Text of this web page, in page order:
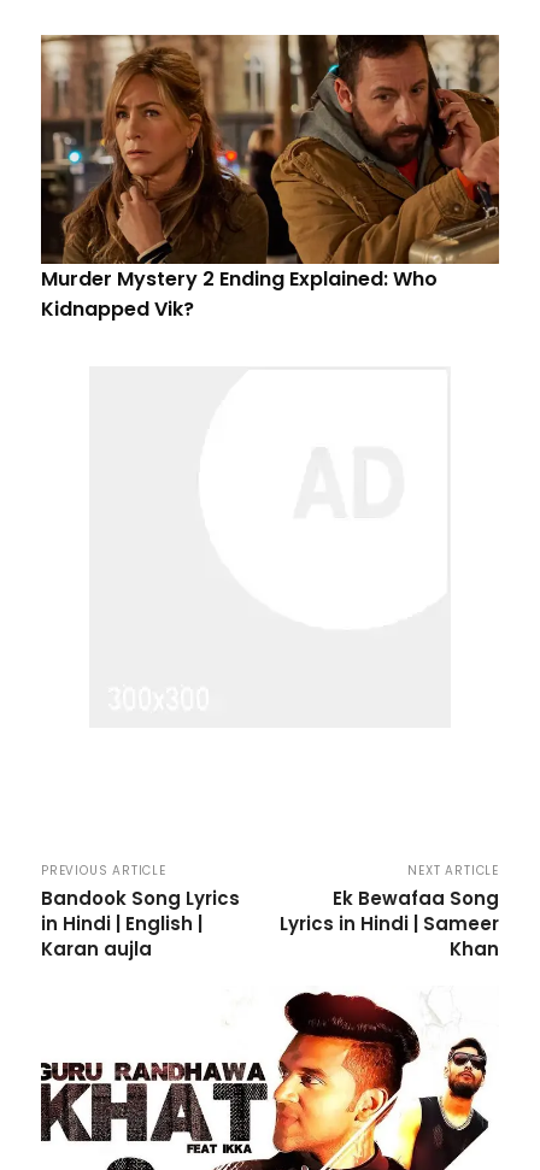
Murder Mystery 2 Ending Explained: Who
Kidnapped Vik?
PREVIOUS ARTICLE
Bandook Song Lyrics
in Hindi | English |
Karan aujla
NEXT ARTICLE
Ek Bewafaa Song
Lyrics in Hindi | Sameer
Khan